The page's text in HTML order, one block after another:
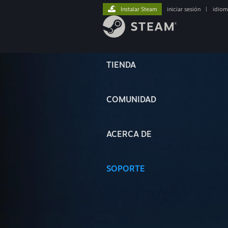
TIENDA
COMUNIDAD
ACERCA DE
SOPORTE
Instalar Steam iniciar sesión